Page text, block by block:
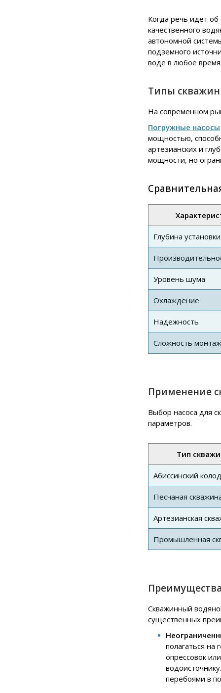
Когда речь идет
качественного
автономной
подземного
воде в любое
Типы
На современном
Погружные насосы
мощностью,
артезианских и
мощности, но
Глубина установки
Уровень шума
Охлаждение
Надежность
Сложность
Применение
Выбор насоса для
параметров.
Тип
Абиссинский
Песчаная
Артезианская
Промышленная
Скважинный
существенных
полагаться на
опрессовок
перебоями в